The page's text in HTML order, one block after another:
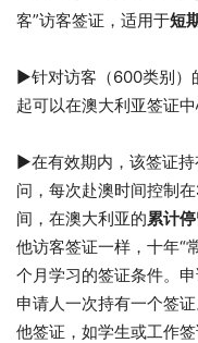
客”访客签证，适用于短
►针对访客（600类别）
起可以在澳大利亚签证
►在有效期内，该签证
问，每次赴澳时间控制在
间，在澳大利亚的累计
他访客签证一样，十年“
个月学习的签证条件。
申请人一次持有一个签
他签证，如学生或工作签